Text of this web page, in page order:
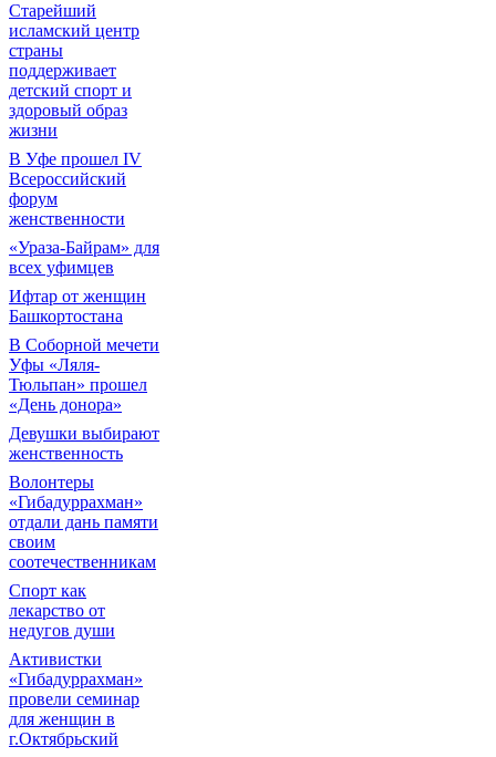
Старейший
исламский центр
страны
поддерживает
детский спорт и
здоровый образ
жизни
В Уфе прошел IV
Всероссийский
форум
женственности
«Ураза-Байрам» для
всех уфимцев
Ифтар от женщин
Башкортостана
В Соборной мечети
Уфы «Ляля-
Тюльпан» прошел
«День донора»
Девушки выбирают
женственность
Волонтеры
«Гибадуррахман»
отдали дань памяти
своим
соотечественникам
Спорт как
лекарство от
недугов души
Активистки
«Гибадуррахман»
провели семинар
для женщин в
г.Октябрьский